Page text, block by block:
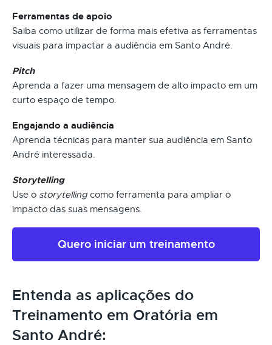
Ferramentas de apoio
Saiba como utilizar de forma mais efetiva as ferramentas
visuais para impactar a audiência em Santo André.
Pitch
Aprenda a fazer uma mensagem de alto impacto em um
curto espaço de tempo.
Engajando a audiência
Aprenda técnicas para manter sua audiência em Santo
André interessada.
Storytelling
Use o storytelling como ferramenta para ampliar o
impacto das suas mensagens.
Quero iniciar um treinamento
Entenda as aplicações do
Treinamento em Oratória em
Santo André: